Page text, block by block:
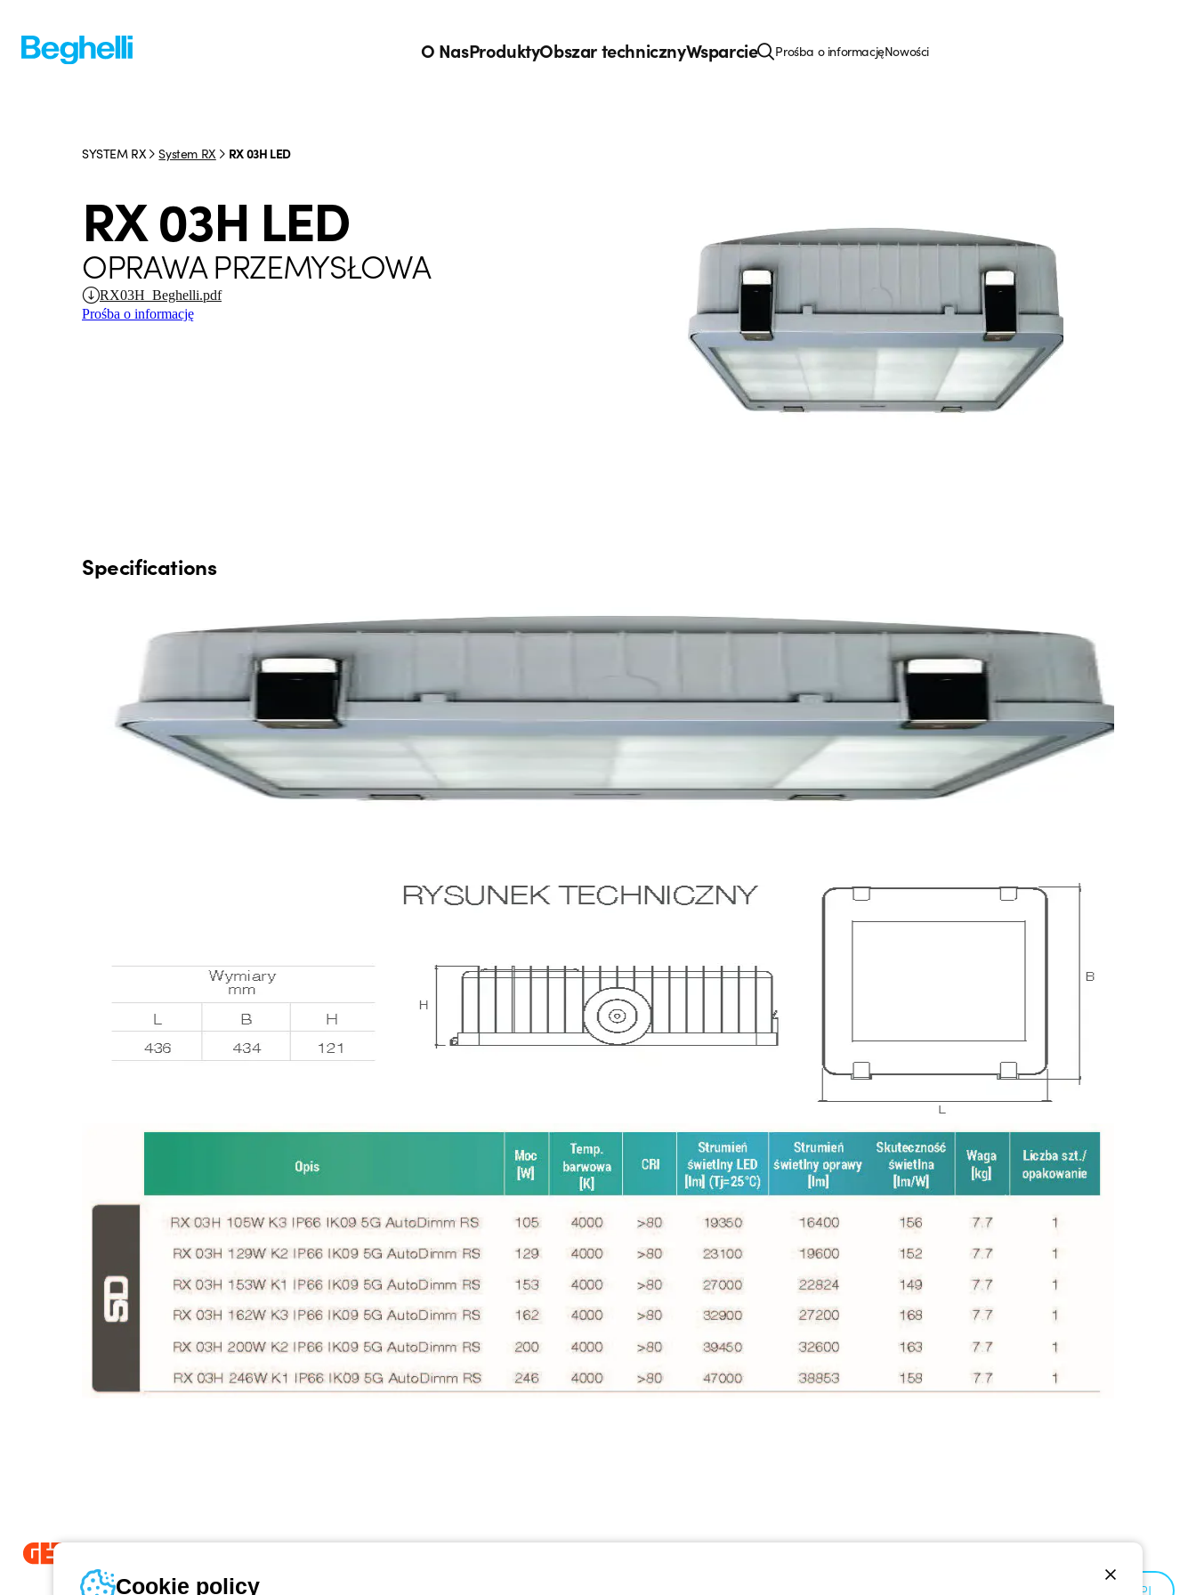
O NasProduktyObszar technicznyWsparcie Prośba o informacjęNowości
SYSTEM RX System RX RX 03H LED
RX 03H LED
OPRAWA PRZEMYSŁOWA
RX03H_Beghelli.pdf
Prośba o informację
Specifications
Od 2025 roku firma Beghelli jest częścią Grupy GEWISS, działając w ramach ekosystemu GEWISS
PL
Cookie policy